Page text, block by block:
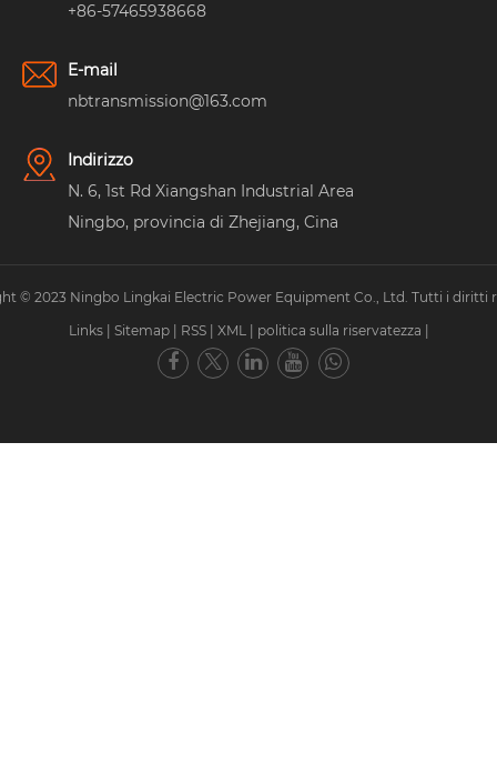
+86-57465938668
E-mail
nbtransmission@163.com
Indirizzo
N. 6, 1st Rd Xiangshan Industrial Area
Ningbo, provincia di Zhejiang, Cina
© 2023 Ningbo Lingkai Electric Power Equipment Co., Ltd. Tutti i diritti
Links
Sitemap RSS XML politica sulla riservatezza